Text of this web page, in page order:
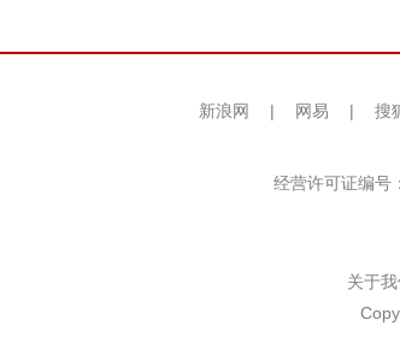
新浪网 | 网易 | 搜
经营许可证编号
关于